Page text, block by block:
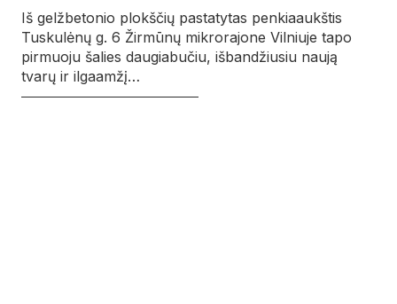
Iš gelžbetonio plokščių pastatytas penkiaaukštis
Tuskulėnų g. 6 Žirmūnų mikrorajone Vilniuje tapo
pirmuoju šalies daugiabučiu, išbandžiusiu naują
tvarų ir ilgaamžį…